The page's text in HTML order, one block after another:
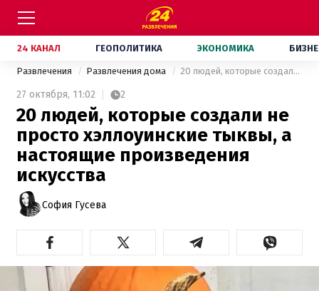
24 КАНАЛ ГЕОПОЛИТИКА ЭКОНОМИКА
Развлечения Развлечения дома 20 людей, которые создали не просто хэллоуинские тыквы, а настоящие произведения искусства
27 октября, 11:02 2
20 людей, которые создали не
просто хэллоуинские тыквы, а
настоящие произведения
искусства
София Гусева